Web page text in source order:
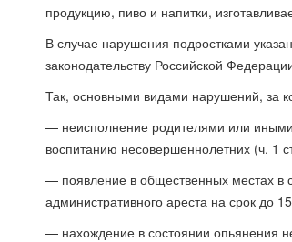
продукцию, пиво и напитки,
В случае нарушения подростками
законодательству Российской
Так, основными видами нарушений, за
— неисполнение родителями или
воспитанию несовершеннолетних (ч.
— появление в общественных местах в
административного ареста на срок до
— нахождение в состоянии опьянения